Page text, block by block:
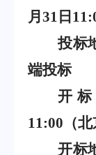
月 31 日
投标
端投标
开
11:00 （
开标